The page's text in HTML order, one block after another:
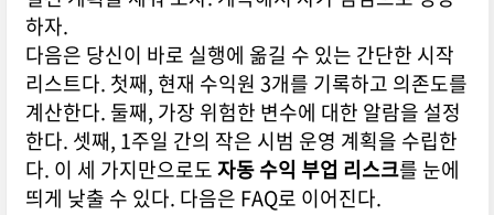
하자.
다음은 당신이 바로 실행에 옮길 수 있는 간단한 시작
리스트다. 첫째, 현재 수익원 3개를 기록하고 의존도를
계산한다. 둘째, 가장 위험한 변수에 대한 알람을 설정
한다. 셋째, 1주일 간의 작은 시범 운영 계획을 수립한
다. 이 세 가지만으로도자동 수익 부업 리스크를 눈에
띄게 낮출 수 있다. 다음은 FAQ로 이어진다.